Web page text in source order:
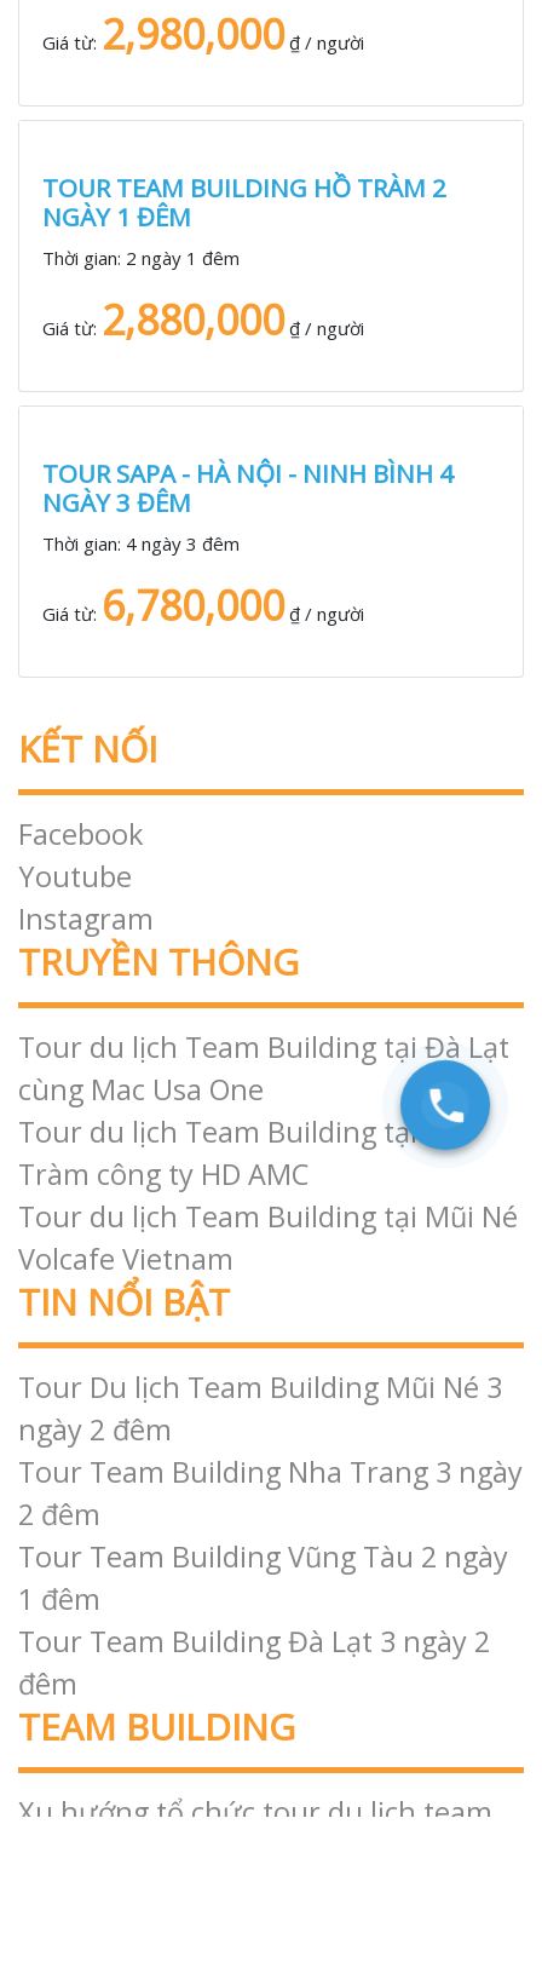
Giá từ: 2,980,000₫ / người
TOUR TEAM BUILDING HỒ TRÀM 2
NGÀY 1 ĐÊM
Thời gian: 2 ngày 1 đêm
Giá từ: 2,880,000₫ / người
TOUR SAPA - HÀ NỘI - NINH BÌNH 4
NGÀY 3 ĐÊM
Thời gian: 4 ngày 3 đêm
Giá từ: 6,780,000₫ / người
KẾT NỐI
Facebook
Youtube
Instagram
TRUYỀN THÔNG
Tour du lịch Team Building tại Đà Lạt
cùng Mac Usa One
Tour du lịch Team Building tại Hồ
Tràm công ty HD AMC
Tour du lịch Team Building tại Mũi Né
Volcafe Vietnam
TIN NỔI BẬT
Tour Du lịch Team Building Mũi Né 3
ngày 2 đêm
Tour Team Building Nha Trang 3 ngày
2 đêm
Tour Team Building Vũng Tàu 2 ngày
1 đêm
Tour Team Building Đà Lạt 3 ngày 2
đêm
TEAM BUILDING
Xu hướng tổ chức tour du lịch team